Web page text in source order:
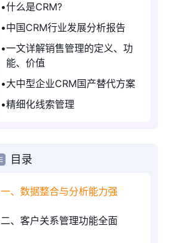
什么是CRM?
中国CRM行业发展分析报告
一文详解销售管理的定义、功
能、价值
大中型企业CRM国产替代方案
精细化线索管理
目录
一、数据整合与分析能力强
二、客户关系管理功能全面